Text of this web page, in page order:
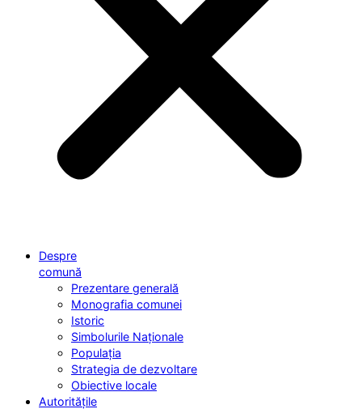
Despre
comună
Prezentare generală
Monografia comunei
Istoric
Simbolurile Naționale
Populația
Strategia de dezvoltare
Obiective locale
Autoritățile